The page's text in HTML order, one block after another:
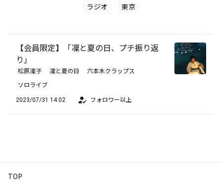
ラジオ 東京
【会員限定】「凜と夏の日、プチ振り返
り」
松原凜子 凜と夏の日
六本木クラップス
ソロライブ
2023/07/31 14:02 フォロワー以上
TOP